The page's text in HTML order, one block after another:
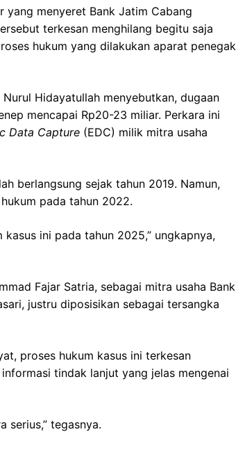
yang menyeret Bank Jatim Cabang
terkesan menghilang begitu saja
hukum yang dilakukan aparat penegak
Hidayatullah menyebutkan, dugaan
mencapai Rp20-23 miliar. Perkara ini
Data Capture (EDC) milik mitra usaha
berlangsung sejak tahun 2019. Namun,
pada tahun 2022.
ini pada tahun 2025,” ungkapnya,
Fajar Satria, sebagai mitra usaha Bank
justru diposisikan sebagai tersangka
proses hukum kasus ini terkesan
tindak lanjut yang jelas mengenai
serius,” tegasnya.